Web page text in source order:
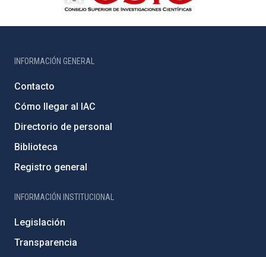
INFORMACIÓN GENERAL
Contacto
Cómo llegar al IAC
Directorio de personal
Biblioteca
Registro general
INFORMACIÓN INSTITUCIONAL
Legislación
Transparencia